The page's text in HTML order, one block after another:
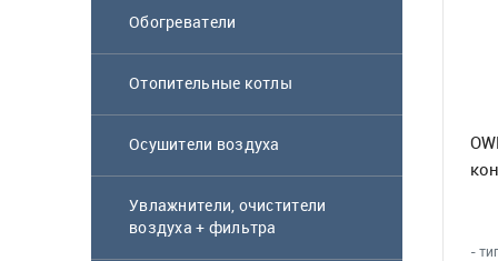
Обогреватели
Отопительные котлы
Осушители воздуха
Увлажнители, очистители
воздуха + фильтра
6 900
Микроволновая
печь Samsung
MS23K3614AW BW
белый
64 900
-